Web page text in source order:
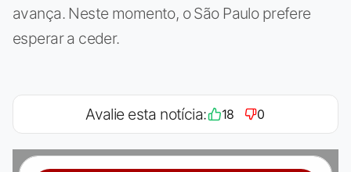
avança. Neste momento, o São Paulo prefere
esperar a ceder.
Avalie esta notícia: 18 0